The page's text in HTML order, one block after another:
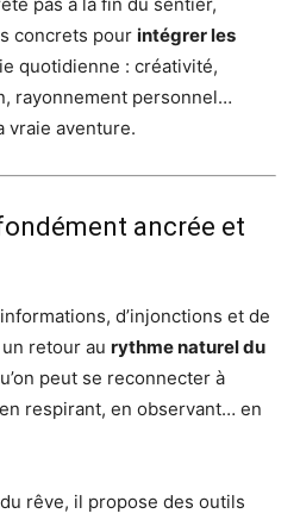
pas à la fin du sentier,
concrets pour intégrer les
quotidienne : créativité,
rayonnement personnel…
vraie aventure.
ancrée et
d’injonctions et de
retour au rythme naturel du
peut se reconnecter à
respirant, en observant… en
rêve, il propose des outils